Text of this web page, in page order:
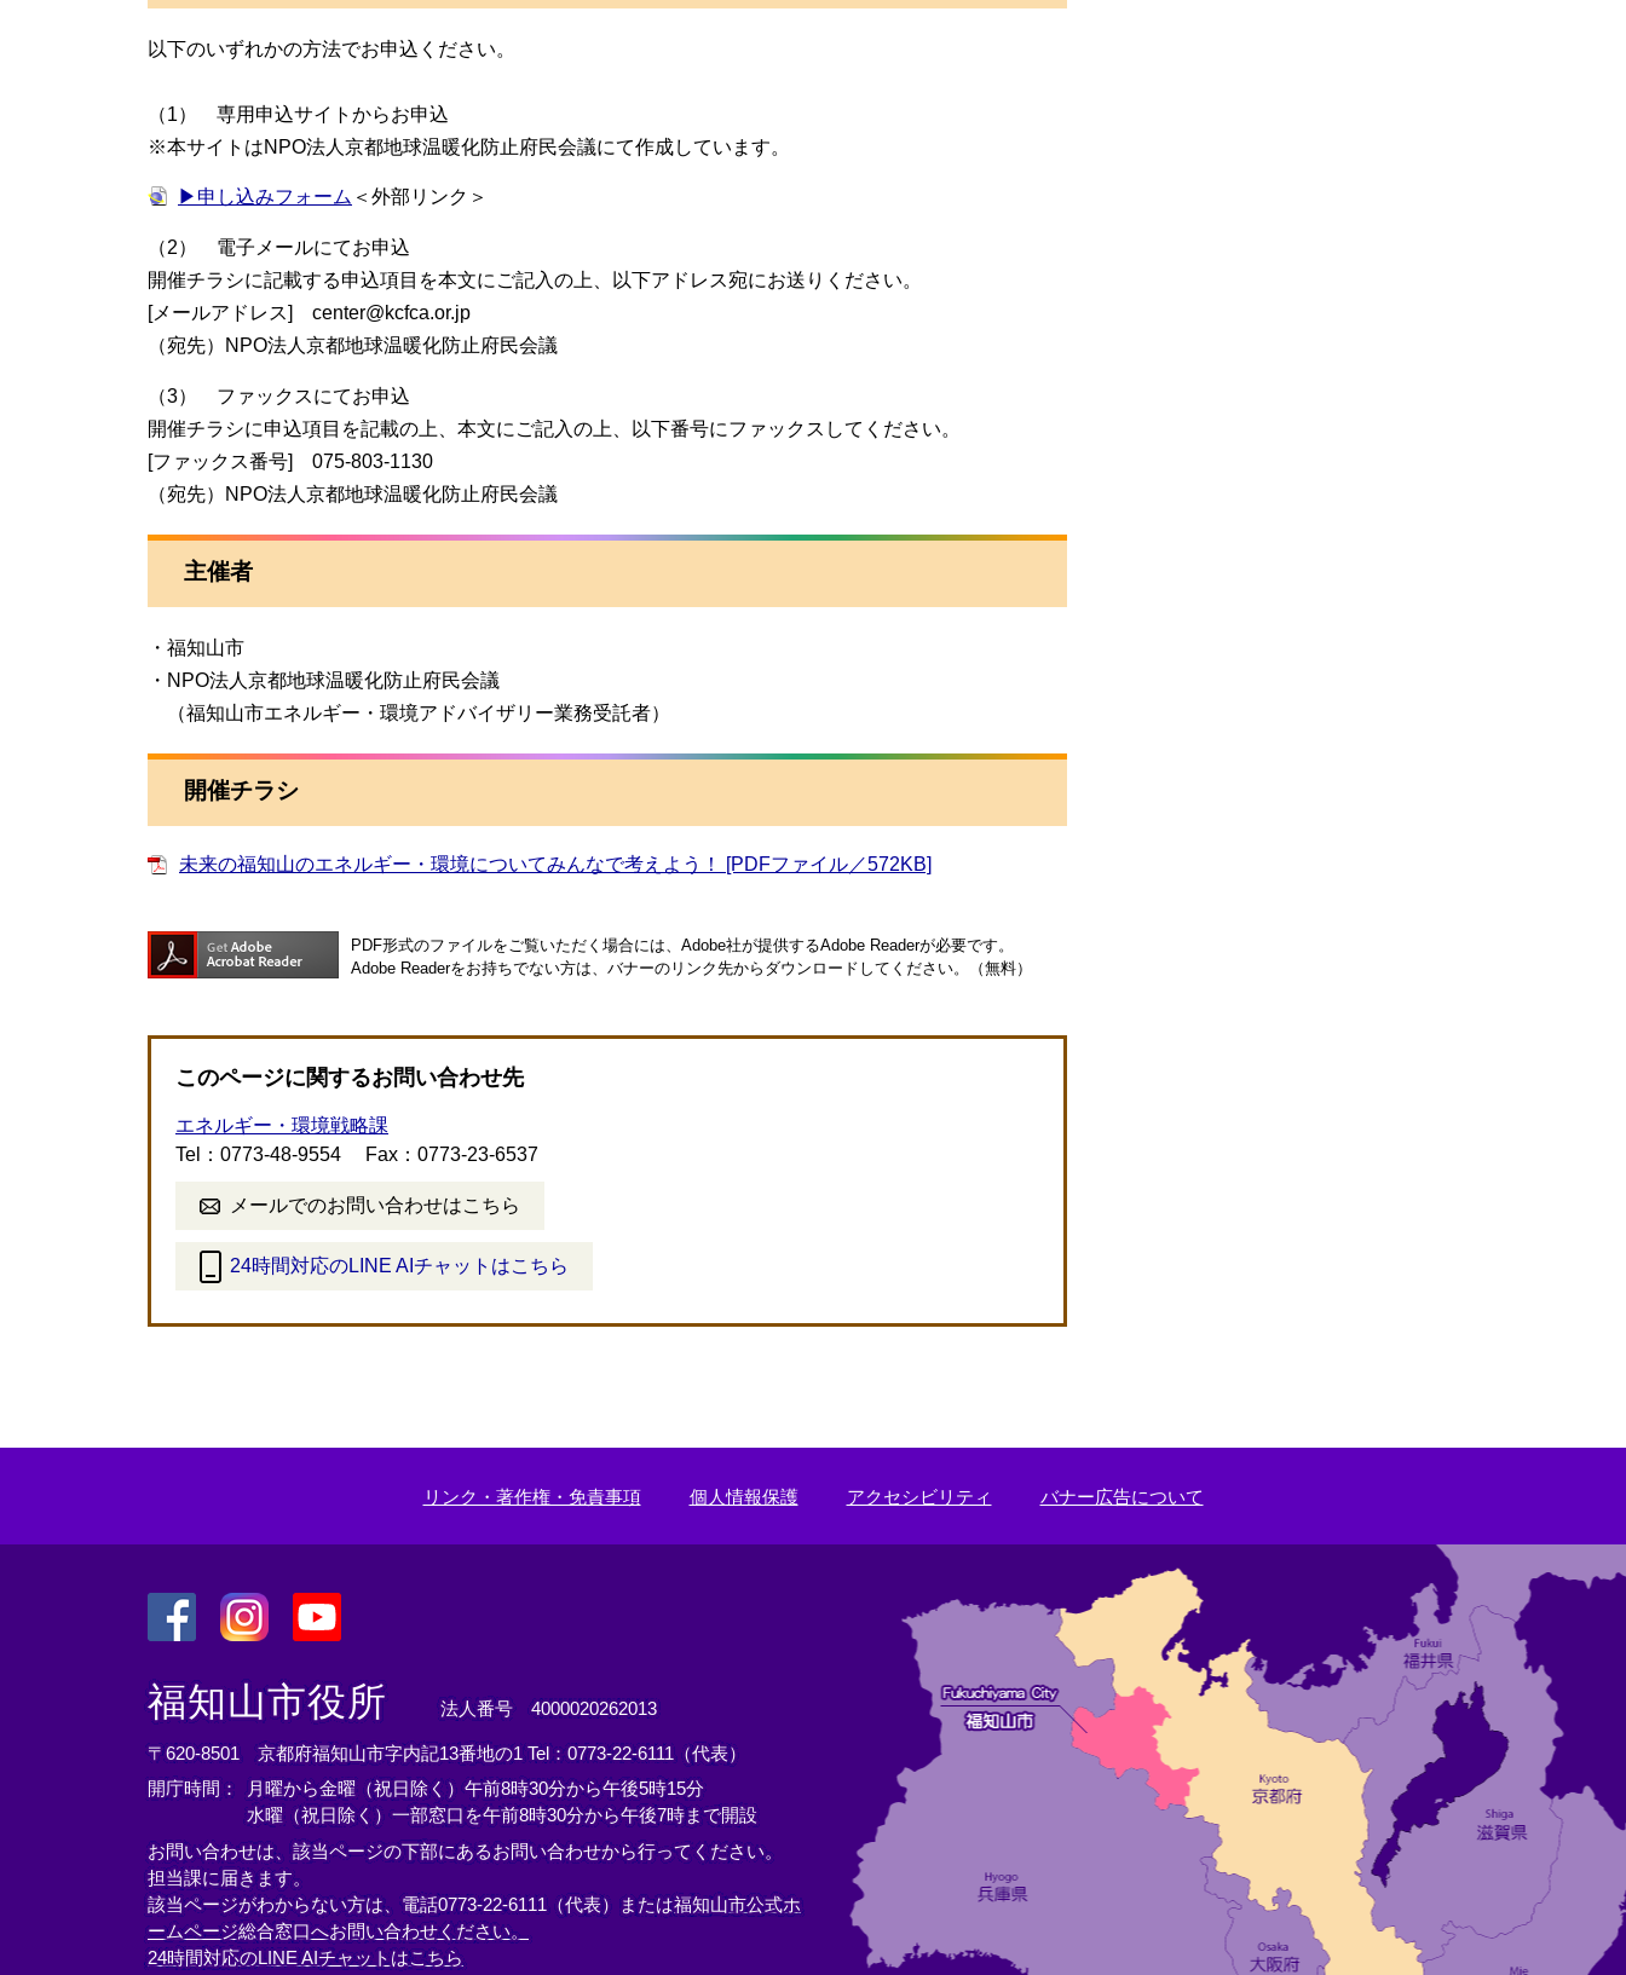
以下のいずれかの方法でお申込ください。
（1） 専用申込サイトからお申込
※本サイトはNPO法人京都地球温暖化防止府民会議にて作成しています。
▶申し込みフォーム ＜外部リンク＞
（2） 電子メールにてお申込
開催チラシに記載する申込項目を本文にご記入の上、以下アドレス宛にお送りください。
[メールアドレス] center@kcfca.or.jp
（宛先）NPO法人京都地球温暖化防止府民会議
（3） ファックスにてお申込
開催チラシに申込項目を記載の上、本文にご記入の上、以下番号にファックスしてください。
[ファックス番号] 075-803-1130
（宛先）NPO法人京都地球温暖化防止府民会議
主催者
・福知山市
・NPO法人京都地球温暖化防止府民会議
（福知山市エネルギー・環境アドバイザリー業務受託者）
開催チラシ
未来の福知山のエネルギー・環境についてみんなで考えよう！ [PDFファイル／572KB]
PDF形式のファイルをご覧いただく場合には、Adobe社が提供するAdobe Readerが必要です。
Adobe Readerをお持ちでない方は、バナーのリンク先からダウンロードしてください。（無料）
このページに関するお問い合わせ先
エネルギー・環境戦略課
Tel：0773-48-9554
Fax：0773-23-6537
メールでのお問い合わせはこちら
24時間対応のLINE AIチャットはこちら
外
ク
リンク・著作権・免責事項 個人情報保護 アクセシビリティ バナー広告について
外
部
リ
ン
ク
外
部
リ
ン
ク
外
部
リ
ン
ク
＞
福知山市役所 法人番号 4000020262013
〒620-8501 京都府福知山市字内記13番地の1 Tel：0773-22-6111（代表）
開庁時間： 月曜から金曜（祝日除く）午前8時30分から午後5時15分
水曜（祝日除く）一部窓口を午前8時30分から午後7時まで開設
お問い合わせは、該当ページの下部にあるお問い合わせから行ってください。
担当課に届きます。
該当ページがわからない方は、電話0773-22-6111（代表）または福知山市公式ホ
ームページ総合窓口へお問い合わせください。
24時間対応のLINE AIチャットはこちら